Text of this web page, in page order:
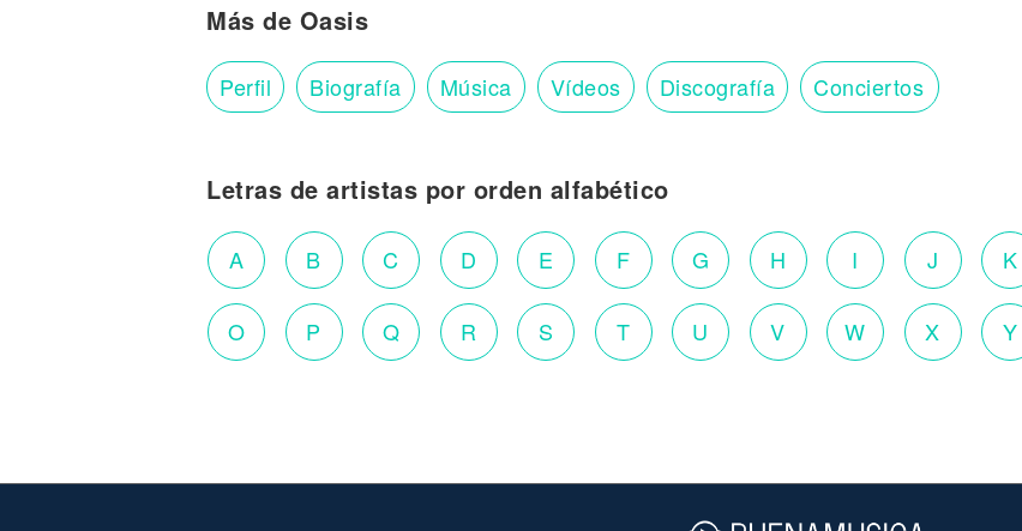
Más de Oasis
Perfil Biografía Música Vídeos Discografía Conciertos
Letras de artistas por orden alfabético
A B C D E F G H I J K
O P Q R S T U V W X Y